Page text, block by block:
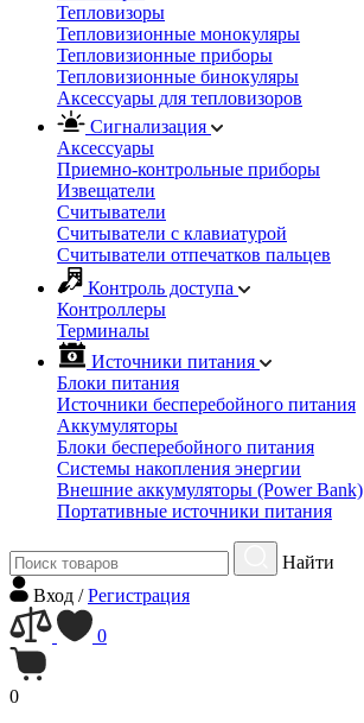
Тепловизоры
Тепловизионные монокуляры
Тепловизионные приборы
Тепловизионные бинокуляры
Аксессуары для тепловизоров
Сигнализация
Аксессуары
Приемно-контрольные приборы
Извещатели
Считыватели
Cчитыватели с клавиатурой
Cчитыватели отпечатков пальцев
Контроль доступа
Контроллеры
Терминалы
Источники питания
Блоки питания
Источники бесперебойного питания
Аккумуляторы
Блоки бесперебойного питания
Системы накопления энергии
Внешние аккумуляторы (Power Bank)
Портативные источники питания
Найти
Вход /Регистрация
0
0